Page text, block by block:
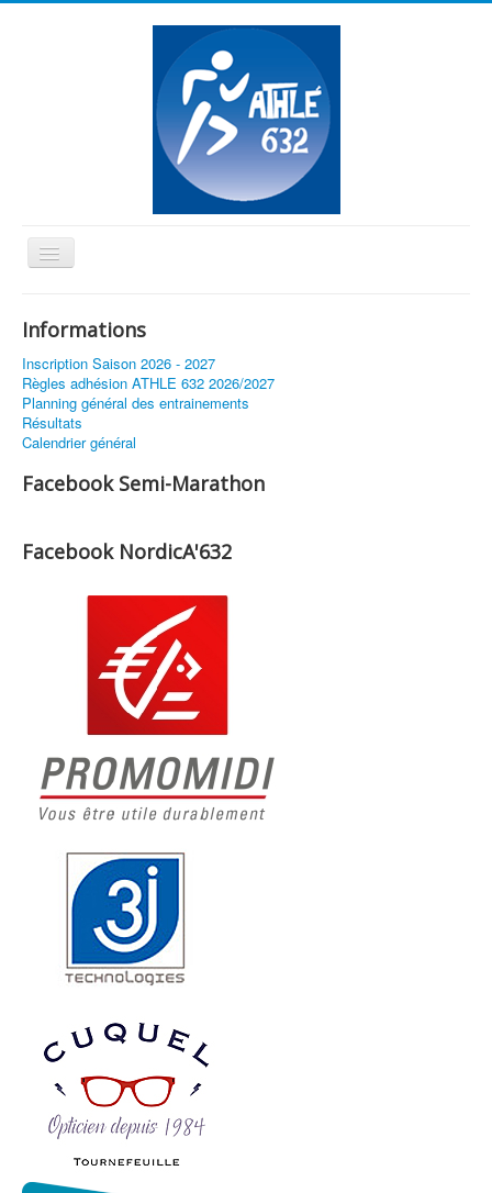
Basculer
la
Vous êtes ici :
Informations
Inscription Saison 2026 - 2027
Règles adhésion ATHLE 632 2026/2027
Planning général des entrainements
Résultats
Calendrier général
Facebook Semi-Marathon
Facebook NordicA'632